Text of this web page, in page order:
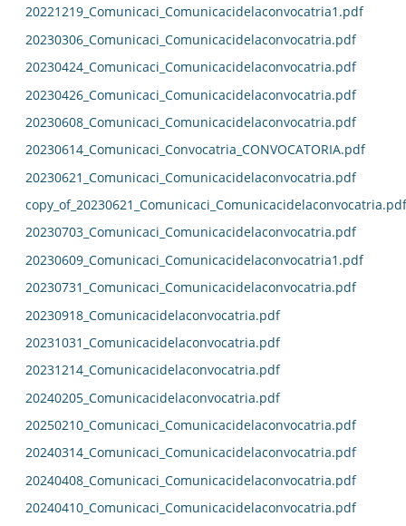
20221219_Comunicaci_Comunicacidelaconvocatria1.pdf
20230306_Comunicaci_Comunicacidelaconvocatria.pdf
20230424_Comunicaci_Comunicacidelaconvocatria.pdf
20230426_Comunicaci_Comunicacidelaconvocatria.pdf
20230608_Comunicaci_Comunicacidelaconvocatria.pdf
20230614_Comunicaci_Convocatria_CONVOCATORIA.pdf
20230621_Comunicaci_Comunicacidelaconvocatria.pdf
copy_of_20230621_Comunicaci_Comunicacidelaconvocatria.pdf
20230703_Comunicaci_Comunicacidelaconvocatria.pdf
20230609_Comunicaci_Comunicacidelaconvocatria1.pdf
20230731_Comunicaci_Comunicacidelaconvocatria.pdf
20230918_Comunicacidelaconvocatria.pdf
20231031_Comunicacidelaconvocatria.pdf
20231214_Comunicacidelaconvocatria.pdf
20240205_Comunicacidelaconvocatria.pdf
20250210_Comunicaci_Comunicacidelaconvocatria.pdf
20240314_Comunicaci_Comunicacidelaconvocatria.pdf
20240408_Comunicaci_Comunicacidelaconvocatria.pdf
20240410_Comunicaci_Comunicacidelaconvocatria.pdf